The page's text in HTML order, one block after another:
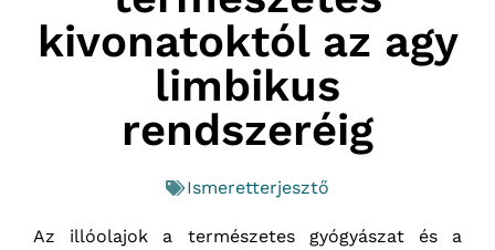
kivonatoktól az agy
limbikus
rendszeréig
Ismeretterjesztő
Az illóolajok a természetes gyógyászat és a